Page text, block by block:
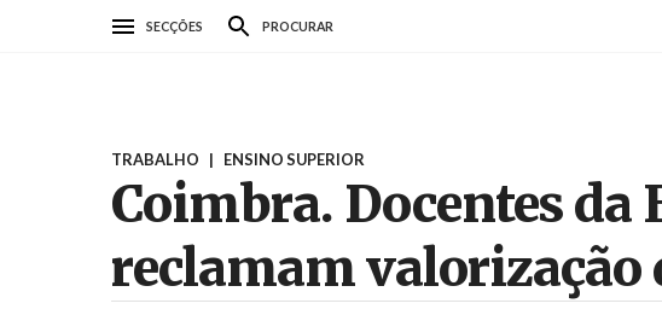
SECÇÕES PROCURAR
TRABALHO | ENSINO SUPERIOR
Coimbra. Docentes da
reclamam valorização